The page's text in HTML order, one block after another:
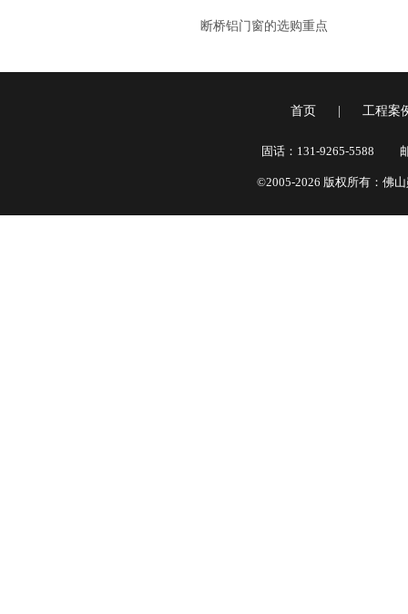
断桥铝门窗的选购重点
首页 工程案
固话：131-9265-5588
©2005-2026 版权所有：佛